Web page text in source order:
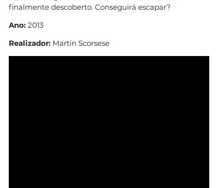
finalmente descoberto. Conseguirá escapar?
Ano: 2013
Realizador: Martin Scorsese